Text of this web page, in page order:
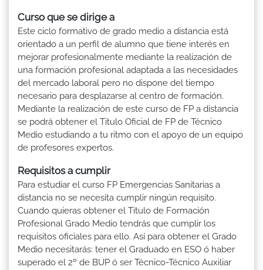
Curso que se dirige a
Este ciclo formativo de grado medio a distancia está
orientado a un perfil de alumno que tiene interés en
mejorar profesionalmente mediante la realización de
una formación profesional adaptada a las necesidades
del mercado laboral pero no dispone del tiempo
necesario para desplazarse al centro de formación.
Mediante la realización de este curso de FP a distancia
se podrá obtener el Titulo Oficial de FP de Técnico
Medio estudiando a tu ritmo con el apoyo de un equipo
de profesores expertos.
Requisitos a cumplir
Para estudiar el curso FP Emergencias Sanitarias a
distancia no se necesita cumplir ningún requisito.
Cuando quieras obtener el Titulo de Formación
Profesional Grado Medio tendrás que cumplir los
requisitos oficiales para ello. Así para obtener el Grado
Medio necesitarás: tener el Graduado en ESO ó haber
superado el 2º de BUP ó ser Técnico-Técnico Auxiliar